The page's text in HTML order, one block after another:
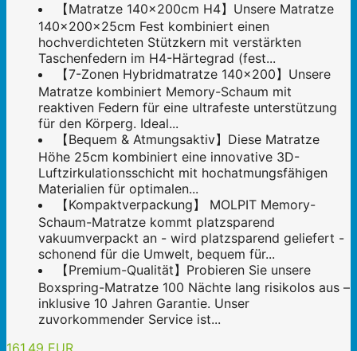
【Matratze 140x200cm H4】Unsere Matratze
140x200x25cm Fest kombiniert einen
hochverdichteten Stützkern mit verstärkten
Taschenfedern im H4-Härtegrad (fest...
【7-Zonen Hybridmatratze 140x200】Unsere
Matratze kombiniert Memory-Schaum mit
reaktiven Federn für eine ultrafeste unterstützung
für den Körperg. Ideal...
【Bequem & Atmungsaktiv】Diese Matratze
Höhe 25cm kombiniert eine innovative 3D-
Luftzirkulationsschicht mit hochatmungsfähigen
Materialien für optimalen...
【Kompaktverpackung】 MOLPIT Memory-
Schaum-Matratze kommt platzsparend
vakuumverpackt an - wird platzsparend geliefert -
schonend für die Umwelt, bequem für...
【Premium-Qualität】Probieren Sie unsere
Boxspring-Matratze 100 Nächte lang risikolos aus –
inklusive 10 Jahren Garantie. Unser
zuvorkommender Service ist...